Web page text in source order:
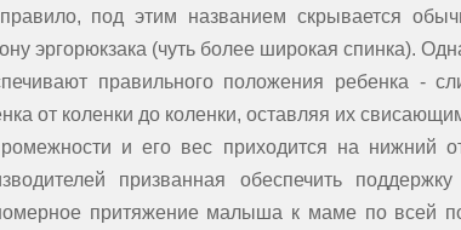
под этим названием скрывается
эргорюкзака (чуть более широкая спинка).
правильного положения ребенка -
от коленки до коленки, оставляя их
и его вес приходится на нижний
призванная обеспечить
притяжение малыша к маме по всей